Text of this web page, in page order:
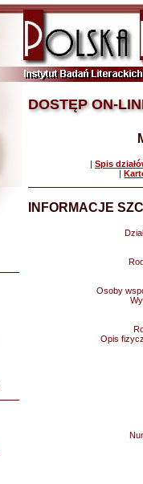
DOSTĘP ON-
| Spis
|
INFORMACJE
Osoby
Opis